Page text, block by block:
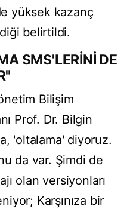
yüksek kazanç
belirtildi.
SMS'LERİNİ DE
Bilişim
Prof. Dr. Bilgin
'oltalama' diyoruz.
da var. Şimdi de
olan versiyonları
Karşınıza bir